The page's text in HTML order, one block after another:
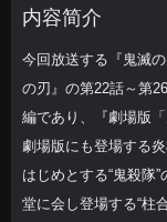
内容简介
今回放送する『鬼滅
の刃』の第22話～第
編であり、『劇場版
劇場版にも登場する
はじめとする“鬼殺隊
堂に会し登場する“柱